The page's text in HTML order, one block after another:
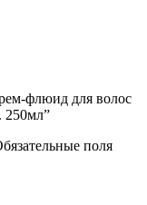
флюид для волос
250мл”
поля